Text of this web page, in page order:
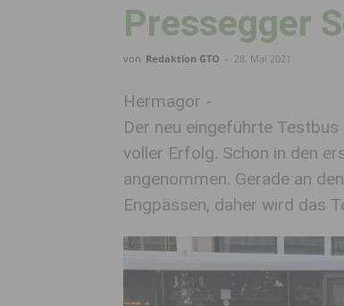
Pressegger
von Redaktion GTO - 28. Mai 2021
Hermagor -
Der neu eingeführte
voller Erfolg. Schon in den
angenommen. Gerade an
Engpässen, daher wird das